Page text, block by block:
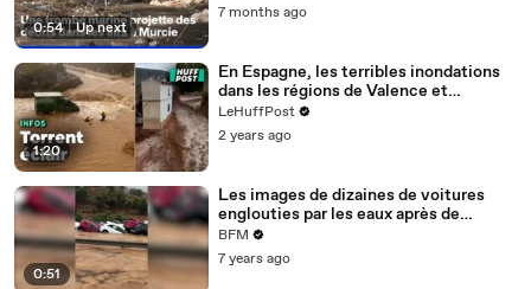
0:54 | Up next
7 months ago
1:20
En Espagne, les terribles inondations
dans les régions de Valence et
d’Albacete
LeHuffPost
2 years ago
0:51
Les images de dizaines de voitures
englouties par les eaux après de
violentes inondations à Valence
BFM
7 years ago